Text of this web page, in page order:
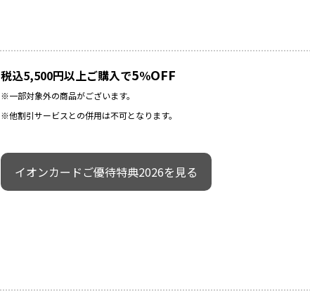
税込5,500円以上ご購入で5％OFF
※一部対象外の商品がございます。
※他割引サービスとの併用は不可となります。
イオンカードご優待特典2026を見る